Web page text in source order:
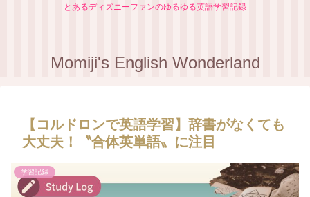
とあるディズニーファンのゆるゆる英語学習記録
Momiji's English Wonderland
【コルドロンで英語学習】辞書がなくても
大丈夫！〝合体英単語〟に注目
学習記録